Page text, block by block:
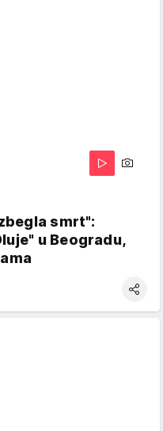
smrt":
u Beogradu,